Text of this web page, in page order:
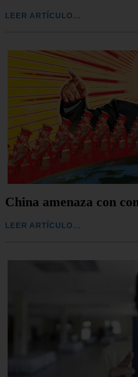
LEER ARTÍCULO...
China amenaza con
LEER ARTÍCULO...